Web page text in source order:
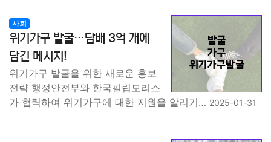
사회
위기가구 발굴…담배 3억 개에
담긴 메시지!
위기가구 발굴을 위한 새로운 홍보
전략 행정안전부와 한국필립모리스
가 협력하여 위기가구에 대한 지원을 알리기… 2025-01-31